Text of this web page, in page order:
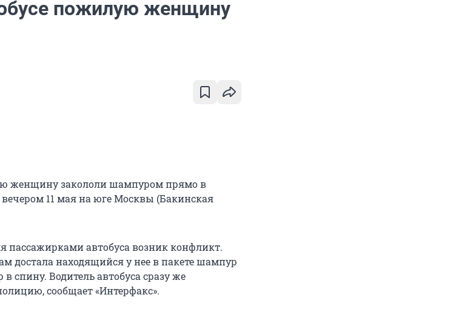
пожилую женщину
женщину закололи шампуром прямо в
11 мая на юге Москвы (Бакинская
пассажирками автобуса возник конфликт.
достала находящийся у нее в пакете шампур
спину. Водитель автобуса сразу же
сообщает «Интерфакс».